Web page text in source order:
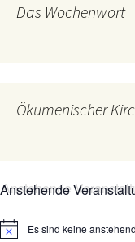
Das Wochenwort
Ökumenischer
Anstehende
HinweisEs sind keine